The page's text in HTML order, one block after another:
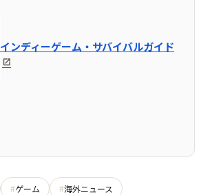
インディーゲーム・サバイバルガイド
ゲーム 海外ニュース